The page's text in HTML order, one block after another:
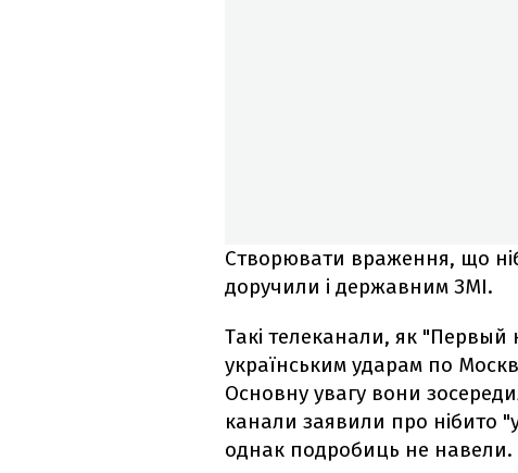
Створювати враження, що
доручили і державним ЗМІ.
Такі телеканали, як "Первый
українським ударам по
Основну увагу вони
канали заявили про нібито
однак подробиць не навели.